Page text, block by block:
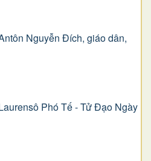
Nguyễn Ðích, giáo dân,
Phó Tế - Tử Đạo Ngày